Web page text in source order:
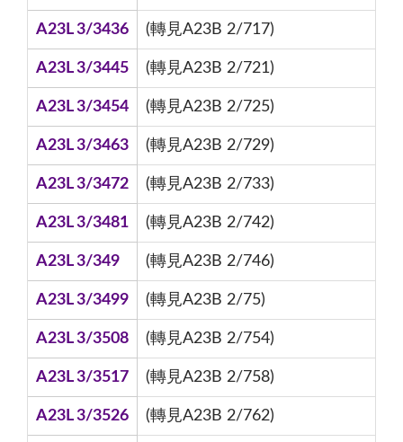
A23L 3/3436 (轉見A23B 2/717)
A23L 3/3445 (轉見A23B 2/721)
A23L 3/3454 (轉見A23B 2/725)
A23L 3/3463 (轉見A23B 2/729)
A23L 3/3472 (轉見A23B 2/733)
A23L 3/3481 (轉見A23B 2/742)
A23L 3/349 (轉見A23B 2/746)
A23L 3/3499 (轉見A23B 2/75)
A23L 3/3508 (轉見A23B 2/754)
A23L 3/3517 (轉見A23B 2/758)
A23L 3/3526 (轉見A23B 2/762)